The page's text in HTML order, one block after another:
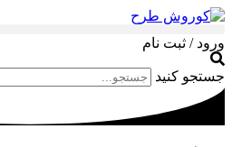
ورود / ثبت نام
جستجو کنید